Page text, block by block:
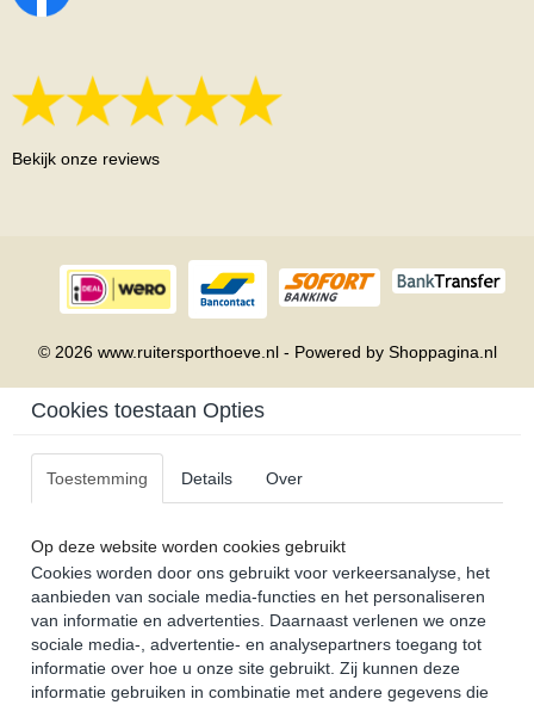
Bekijk onze reviews
© 2026 www.ruitersporthoeve.nl - Powered by Shoppagina.nl
Cookies toestaan Opties
Toestemming Details Over
Op deze website worden cookies gebruikt
Cookies worden door ons gebruikt voor verkeersanalyse, het
aanbieden van sociale media-functies en het personaliseren
van informatie en advertenties. Daarnaast verlenen we onze
sociale media-, advertentie- en analysepartners toegang tot
informatie over hoe u onze site gebruikt. Zij kunnen deze
informatie gebruiken in combinatie met andere gegevens die